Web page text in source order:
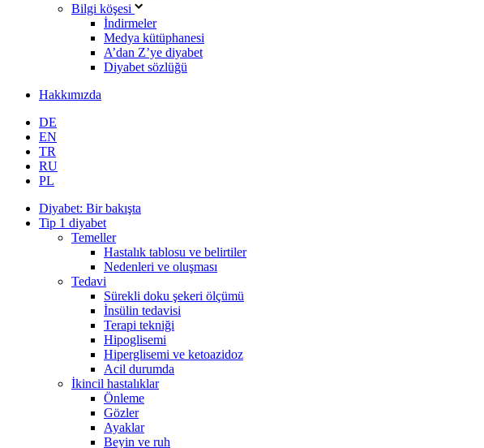
Bilgi köşesi
İndirmeler
Medya kütüphanesi
A’dan Z’ye diyabet
Diyabet sözlüğü
Hakkımızda
DE
EN
TR
RU
PL
Diyabet: Bir bakışta
Tip 1 diyabet
Temeller
Hastalık tablosu ve belirtiler
Nedenleri ve oluşması
Tedavi
Sürekli doku şekeri ölçümü
İnsülin tedavisi
Terapi tekniği
Hipoglisemi
Hiperglisemi ve ketoazidoz
Acil durumda
İkincil hastalıklar
Önleme
Gözler
Ayaklar
Beyin ve ruh